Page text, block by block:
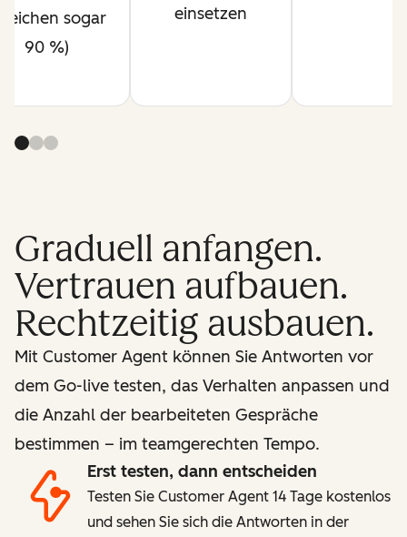
sogar
90 %)
einsetzen
Graduell anfangen.
Vertrauen aufbauen.
Rechtzeitig ausbauen.
Mit Customer Agent können Sie Antworten vor
dem Go-live testen, das Verhalten anpassen und
die Anzahl der bearbeiteten Gespräche
bestimmen – im teamgerechten Tempo.
Erst testen, dann entscheiden
Testen Sie Customer Agent 14 Tage kostenlos
und sehen Sie sich die Antworten in der